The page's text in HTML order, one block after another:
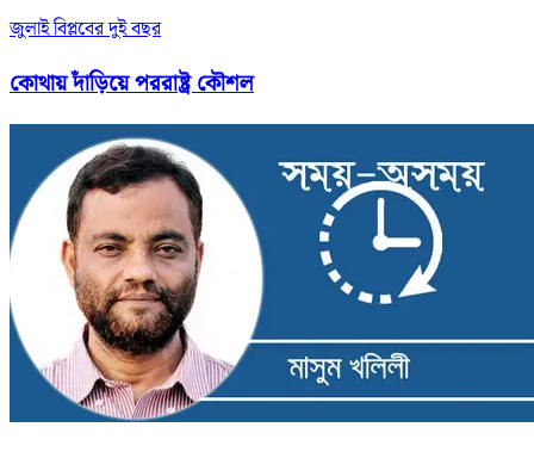
জুলাই বিপ্লবের দুই বছর
কোথায় দাঁড়িয়ে পররাষ্ট্র কৌশল